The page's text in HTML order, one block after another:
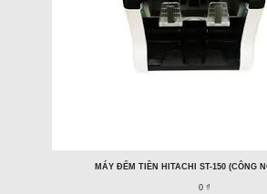
MÁY ĐẾM TIỀN HITACHI ST-150 (CÔNG
0 ₫